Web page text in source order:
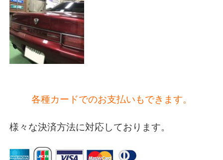
各種カードでのお支払いもできます。
様々な決済方法に対応しております。